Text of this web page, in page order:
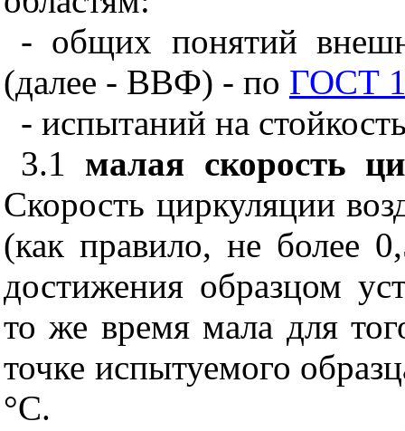
- общих понятий
(далее - ВВФ) - по ГОСТ
- испытаний на
3.1 малая скорость
Скорость циркуляции
(как правило, не более
достижения образцом
то же время мала для
точке испытуемого
°С.